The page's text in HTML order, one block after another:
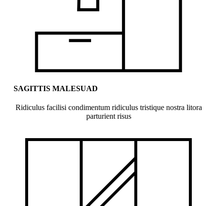
SAGITTIS MALESUAD
Ridiculus facilisi condimentum ridiculus tristique nostra litora
parturient risus